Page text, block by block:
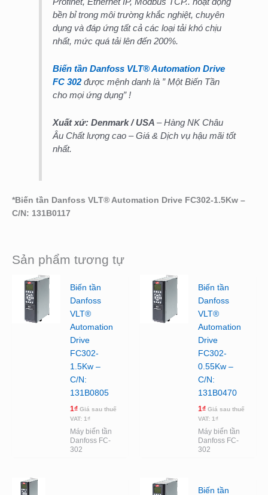
bền bỉ trong môi trường khắc nghiệt, chuyên
dụng và đáp ứng tất cả các loại tải khó chịu
nhất, mức quá tải lên đến 200%.
Biến tần Danfoss VLT® Automation Drive
FC 302được mệnh danh là ” Một Biến Tần
cho mọi ứng dụng” !
Xuất xứ: Denmark / USA– Hàng NK Châu
Âu Chất lượng cao – Giá & Dịch vụ hậu mãi tốt
nhất.
* Biến tần Danfoss VLT® Automation Drive FC302-1.5Kw –
C/N: 131B0117
Sản phẩm tương tự
Biến tần
Danfoss
VLT®
Automation
Drive
FC302-
1.5Kw –
C/N:
131B0805
1₫ Giá sau thuế
VAT: 1₫
Máy biến tần
Danfoss FC-
302
Biến tần
Danfoss
VLT®
Automation
Drive
FC302-
0.55Kw –
C/N:
131B0470
1₫ Giá sau thuế
VAT: 1₫
Máy biến tần
Danfoss FC-
302
Biến tần